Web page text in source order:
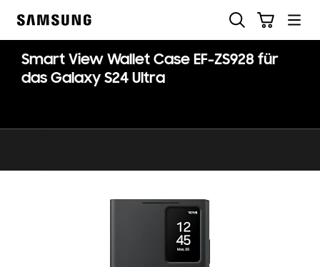
Smart View Wallet Case EF-ZS928 für
das Galaxy S24 Ultra